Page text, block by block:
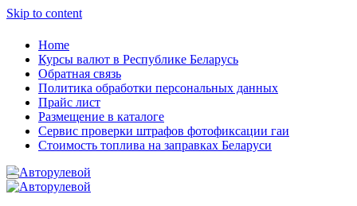
Skip to content
Home
Курсы валют в Республике Беларусь
Обратная связь
Политика обработки персональных данных
Прайс лист
Размещение в каталоге
Сервис проверки штрафов фотофиксации гаи
Стоимость топлива на заправках Беларуси